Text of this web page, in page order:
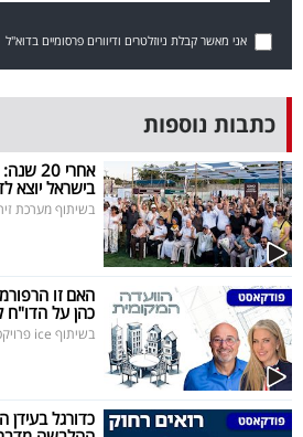
אני מאשר קבלת ניוזלטרים ודיוורים פרסומיים בדוא"ל
כתבות נוספות
אחרי
בישראל יוצא
בשיתוף מערכת
האם זו
כהן על
בשיתוף ice פרויקטים
כדורגל